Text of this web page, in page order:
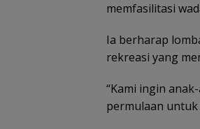
memfasilitasi
Ia berharap
rekreasi yang
“Kami ingin
permulaan